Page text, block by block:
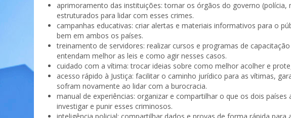
aprimoramento das instituições: tornar os órgãos do governo (polícia,
estruturados para lidar com esses crimes.
campanhas educativas: criar alertas e materiais informativos para o
bem em ambos os países.
treinamento de servidores: realizar cursos e programas de
entendam melhor as leis e como agir nesses casos.
cuidado com a vítima: trocar ideias sobre como melhor acolher e
acesso rápido à Justiça: facilitar o caminho jurídico para as vítimas,
sofram novamente ao lidar com a burocracia.
manual de experiências: organizar e compartilhar o que os dois
investigar e punir esses criminosos.